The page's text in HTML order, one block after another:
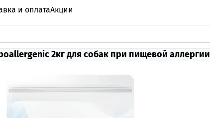
и оплатаАкции
2кг для собак при пищевой аллергии